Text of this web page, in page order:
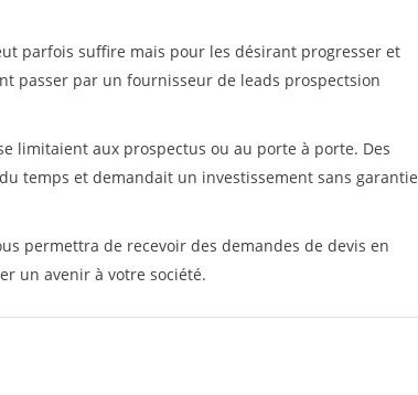
parfois suffire mais pour les désirant progresser et
passer par un fournisseur de leads prospectsion
limitaient aux prospectus ou au porte à porte. Des
temps et demandait un investissement sans garantie
permettra de recevoir des demandes de devis en
un avenir à votre société.